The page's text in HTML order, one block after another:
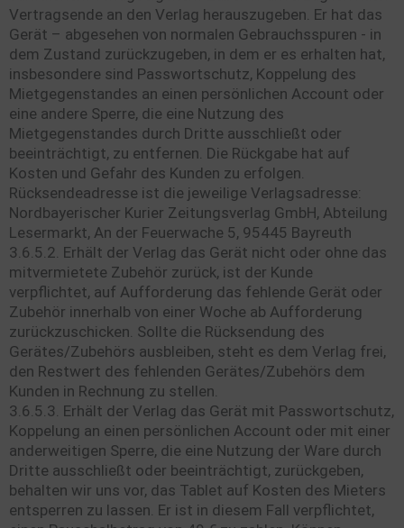
Vertragsende an den Verlag herauszugeben. Er hat das
Gerät – abgesehen von normalen Gebrauchsspuren - in
dem Zustand zurückzugeben, in dem er es erhalten hat,
insbesondere sind Passwortschutz, Koppelung des
Mietgegenstandes an einen persönlichen Account oder
eine andere Sperre, die eine Nutzung des
Mietgegenstandes durch Dritte ausschließt oder
beeinträchtigt, zu entfernen. Die Rückgabe hat auf
Kosten und Gefahr des Kunden zu erfolgen.
Rücksendeadresse ist die jeweilige Verlagsadresse:
Nordbayerischer Kurier Zeitungsverlag GmbH, Abteilung
Lesermarkt, An der Feuerwache 5, 95445 Bayreuth
3.6.5.2. Erhält der Verlag das Gerät nicht oder ohne das
mitvermietete Zubehör zurück, ist der Kunde
verpflichtet, auf Aufforderung das fehlende Gerät oder
Zubehör innerhalb von einer Woche ab Aufforderung
zurückzuschicken. Sollte die Rücksendung des
Gerätes/Zubehörs ausbleiben, steht es dem Verlag frei,
den Restwert des fehlenden Gerätes/Zubehörs dem
Kunden in Rechnung zu stellen.
3.6.5.3. Erhält der Verlag das Gerät mit Passwortschutz,
Koppelung an einen persönlichen Account oder mit einer
anderweitigen Sperre, die eine Nutzung der Ware durch
Dritte ausschließt oder beeinträchtigt, zurückgeben,
behalten wir uns vor, das Tablet auf Kosten des Mieters
entsperren zu lassen. Er ist in diesem Fall verpflichtet,